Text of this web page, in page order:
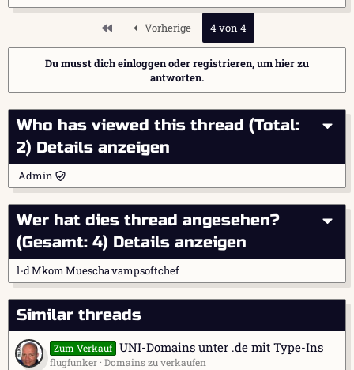
Erste Vorherige 4 von 4
Du musst dich einloggen oder registrieren, um hier zu
antworten.
Who has viewed this thread (Total:
2) Details anzeigen
Admin
Wer hat dies thread angesehen?
(Gesamt: 4) Details anzeigen
l-dMkomMueschavampsoftchef
Similar threads
Zum Verkauf UNI-Domains unter .de mit Type-Ins
flugfunker Domains zu verkaufen